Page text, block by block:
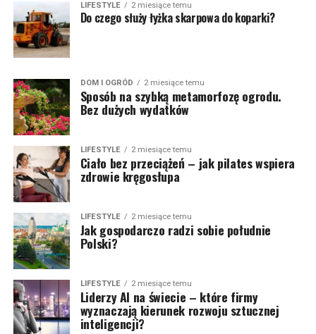
LIFESTYLE 2 miesiące temu
Do czego służy łyżka skarpowa do koparki?
DOM I OGRÓD 2 miesiące temu
Sposób na szybką metamorfozę ogrodu.
Bez dużych wydatków
LIFESTYLE 2 miesiące temu
Ciało bez przeciążeń – jak pilates wspiera
zdrowie kręgosłupa
LIFESTYLE 2 miesiące temu
Jak gospodarczo radzi sobie południe
Polski?
LIFESTYLE 2 miesiące temu
Liderzy AI na świecie – które firmy
wyznaczają kierunek rozwoju sztucznej
inteligencji?